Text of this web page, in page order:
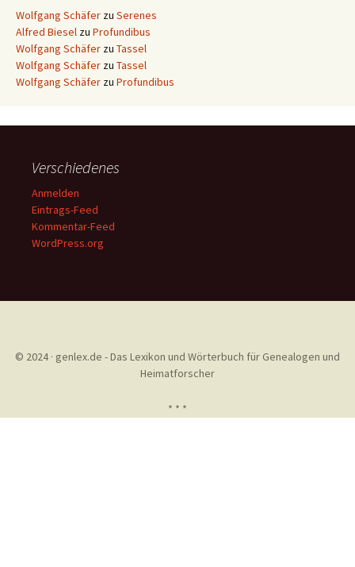
Wolfgang Schäfer zu Serenes
Alfred Biesel zu Profundibus
Wolfgang Schäfer zu Tassel
Wolfgang Schäfer zu Tassel
Wolfgang Schäfer zu Profundibus
Verschiedenes
Anmelden
Eintrags-Feed
Kommentar-Feed
WordPress.org
© 2024 · genlex.de - Das Lexikon und Wörterbuch für Genealogen und
Heimatforscher
* * *